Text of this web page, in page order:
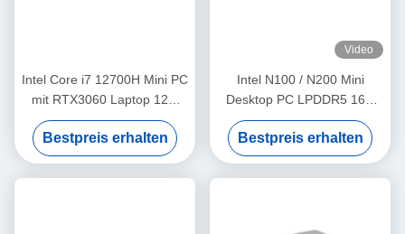
Intel Core i7 12700H Mini PC
mit RTX3060 Laptop 12G
Diskrete Grafik und DDR4
Bestpreis erhalten
Video
Intel N100 / N200 Mini
Desktop PC LPDDR5 16G
RAM Windows 10/11 Linux
Mini Desktop
Bestpreis erhalten